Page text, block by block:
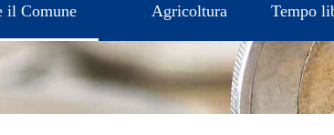
il Comune Agricoltura Tempo